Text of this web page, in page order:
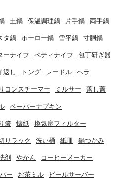
土鍋 保温調理鍋 片手鍋 両手鍋
タ鍋 ホーロー鍋 雪平鍋 寸胴鍋
ーナイフ ペティナイフ 包丁研ぎ器
返し トング レードル ヘラ
コンスチーマー ミルサー 落し蓋
ペーパーナプキン
箸 懐紙 換気扇フィルター
りラック 洗い桶 紙皿 鍋つかみ
剤 やかん コーヒーメーカー
ー お茶ミル ビールサーバー